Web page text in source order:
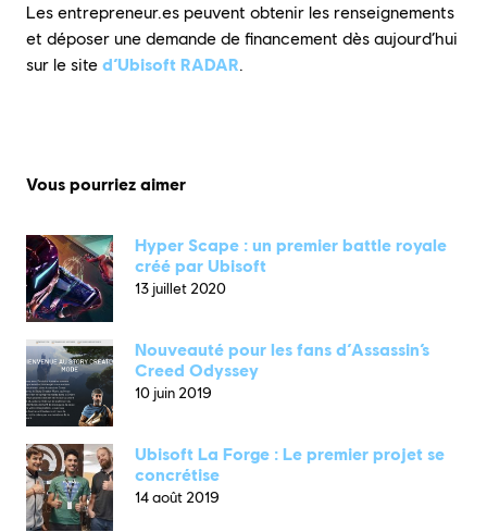
Les entrepreneur.es peuvent obtenir les renseignements
et déposer une demande de financement dès aujourd’hui
sur le site d’Ubisoft RADAR.
Vous pourriez aimer
Hyper Scape : un premier battle royale
créé par Ubisoft
13 juillet 2020
Nouveauté pour les fans d’Assassin’s
Creed Odyssey
10 juin 2019
Ubisoft La Forge : Le premier projet se
concrétise
14 août 2019